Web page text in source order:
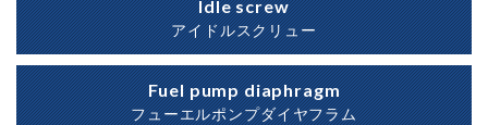
Idle screw
アイドルスクリュー
Fuel pump diaphragm
フューエルポンプダイヤフラム